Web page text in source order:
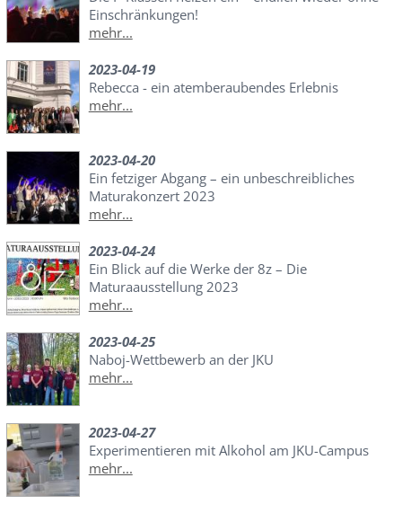
Einschränkungen!
mehr...
2023-04-19
Rebecca - ein atemberaubendes Erlebnis
mehr...
2023-04-20
Ein fetziger Abgang – ein unbeschreibliches
Maturakonzert 2023
mehr...
2023-04-24
Ein Blick auf die Werke der 8z – Die
Maturaausstellung 2023
mehr...
2023-04-25
Naboj-Wettbewerb an der JKU
mehr...
2023-04-27
Experimentieren mit Alkohol am JKU-Campus
mehr...